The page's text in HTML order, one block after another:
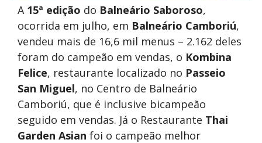
A 15ª edição do Balneário Saboroso,
ocorrida em julho, em Balneário Camboriú,
vendeu mais de 16,6 mil menus – 2.162 deles
foram do campeão em vendas, o Kombina
Felice, restaurante localizado no Passeio
San Miguel, no Centro de Balneário
Camboriú, que é inclusive bicampeão
seguido em vendas. Já o Restaurante Thai
Garden Asian foi o campeão melhor